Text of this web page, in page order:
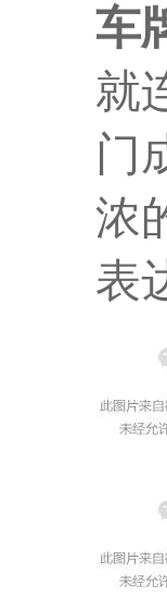
车
就
门
浓
表